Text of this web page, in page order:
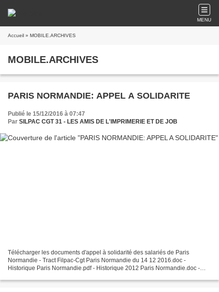
MENU
Accueil » MOBILE.ARCHIVES
MOBILE.ARCHIVES
PARIS NORMANDIE: APPEL A SOLIDARITE
Publié le 15/12/2016 à 07:47
Par SILPAC CGT 31 - LES AMIS DE L'IMPRIMERIE ET DE JOB
Télécharger les documents d'appel à solidarité des salariés de Paris
Normandie - Tract Filpac-Cgt Paris Normandie du 14 12 2016.doc -
Historique Paris Normandie.pdf - Historique 2012 Paris Normandie.doc -